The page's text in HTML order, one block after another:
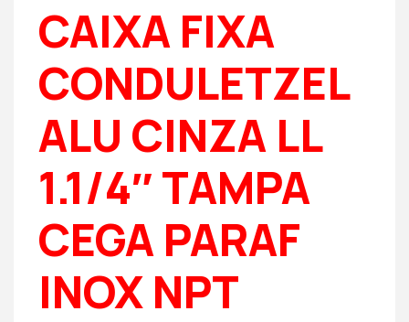
CAIXA FIXA
CONDULETZEL
ALU CINZA LL
1.1/4″ TAMPA
CEGA PARAF
INOX NPT